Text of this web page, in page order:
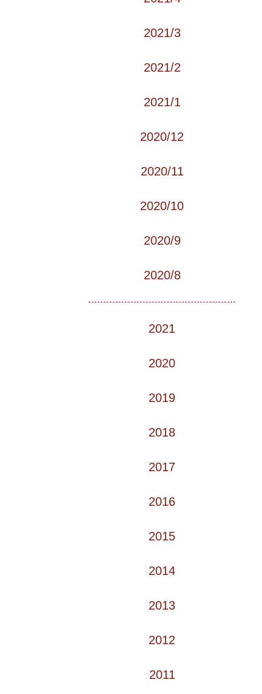
2021/3
2021/2
2021/1
2020/12
2020/11
2020/10
2020/9
2020/8
2021
2020
2019
2018
2017
2016
2015
2014
2013
2012
2011